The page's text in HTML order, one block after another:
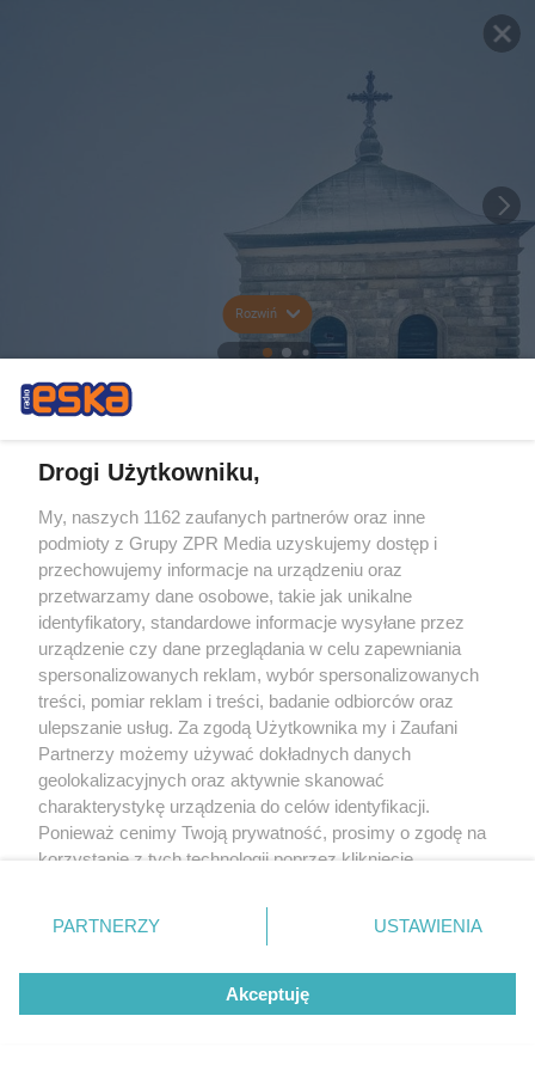
Rozwiń
Drogi Użytkowniku,
My, naszych 1162 zaufanych partnerów oraz inne
podmioty z Grupy ZPR Media uzyskujemy dostęp i
przechowujemy informacje na urządzeniu oraz
przetwarzamy dane osobowe, takie jak unikalne
identyfikatory, standardowe informacje wysyłane przez
urządzenie czy dane przeglądania w celu zapewniania
spersonalizowanych reklam, wybór spersonalizowanych
treści, pomiar reklam i treści, badanie odbiorców oraz
ulepszanie usług. Za zgodą Użytkownika my i Zaufani
Partnerzy możemy używać dokładnych danych
geolokalizacyjnych oraz aktywnie skanować
charakterystykę urządzenia do celów identyfikacji.
Ponieważ cenimy Twoją prywatność, prosimy o zgodę na
korzystanie z tych technologii poprzez kliknięcie
zmienić/wycofać klikając przycisk ustawień prywatności
znajdujący się w lewym dolnym rogu strony
rodzaje przetwarzania danych nie wymagają zgody
użytkownika, ale masz prawo sprzeciwić się takiemu
przetwarzaniu. Preferencje będą miały zastosowanie tylko
PARTNERZY USTAWIENIA
Akceptuję